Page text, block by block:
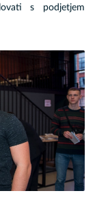
s podjetjem